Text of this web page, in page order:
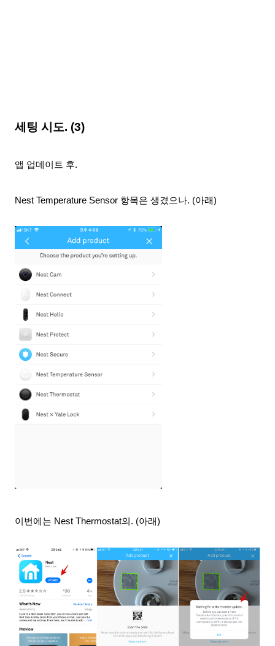
세팅 시도. (3)
앱 업데이트 후.
Nest Temperature Sensor 항목은 생겼으나. (아래)
이번에는 Nest Thermostat의 . (아래)